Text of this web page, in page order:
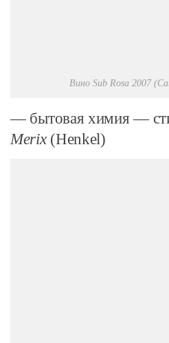
Вино Sub Rosa 2007
— бытовая химия —
Merix(Henkel)